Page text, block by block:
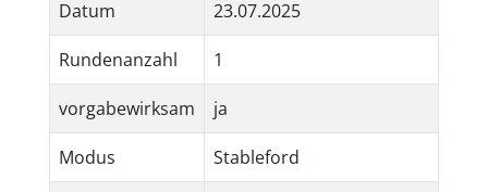
Datum 23.07.2025
Rundenanzahl 1
vorgabewirksam ja
Modus Stableford